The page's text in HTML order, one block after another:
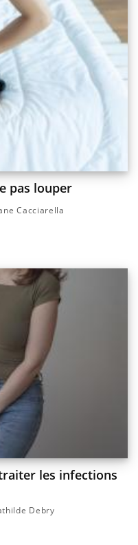
pas louper
Cacciarella
les infections
Debry